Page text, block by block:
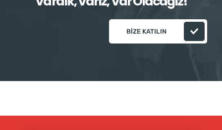
BIZE KATILIN